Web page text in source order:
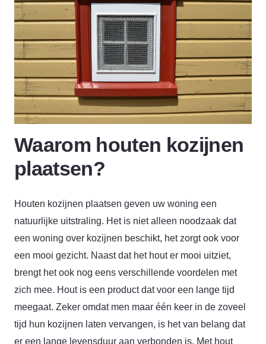
Waarom houten kozijnen
plaatsen?
Houten kozijnen plaatsen geven uw woning een
natuurlijke uitstraling. Het is niet alleen noodzaak dat
een woning over kozijnen beschikt, het zorgt ook voor
een mooi gezicht. Naast dat het hout er mooi uitziet,
brengt het ook nog eens verschillende voordelen met
zich mee. Hout is een product dat voor een lange tijd
meegaat. Zeker omdat men maar één keer in de zoveel
tijd hun kozijnen laten vervangen, is het van belang dat
er een lange levensduur aan verbonden is. Met hout